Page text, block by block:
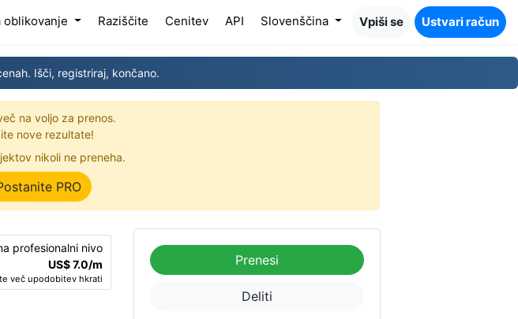
oblikovanje Raziščite Cenitev API Slovenščina Vpiši se Ustvari račun
Išči, registriraj, končano.
na voljo za prenos.
nove rezultate!
nikoli ne preneha.
PRO
profesionalni nivo
US$ 7.0/m
več upodobitev hkrati
Prenesi
Deliti